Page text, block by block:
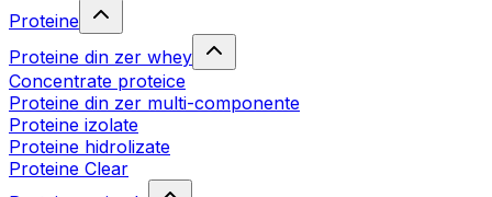
Proteine
Proteine din zer whey
Concentrate proteice
Proteine din zer multi-componente
Proteine izolate
Proteine hidrolizate
Proteine Clear